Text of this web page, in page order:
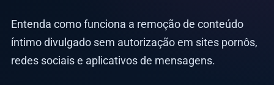
Entenda como funciona a remoção de conteúdo
íntimo divulgado sem autorização em sites pornôs,
redes sociais e aplicativos de mensagens.